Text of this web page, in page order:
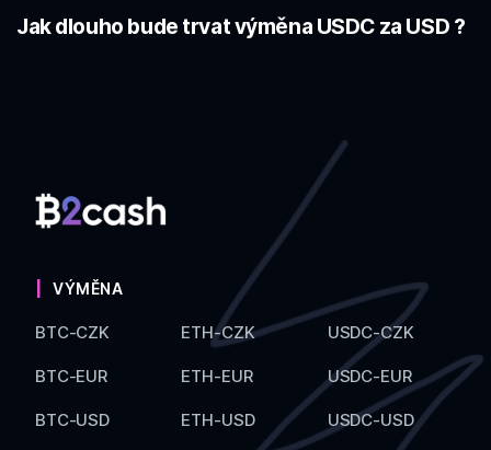
Jak dlouho bude trvat výměna USDC za USD ?
VÝMĚNA
BTC-CZK
BTC-EUR
BTC-USD
ETH-CZK
ETH-EUR
ETH-USD
USDC-CZK
USDC-EUR
USDC-USD